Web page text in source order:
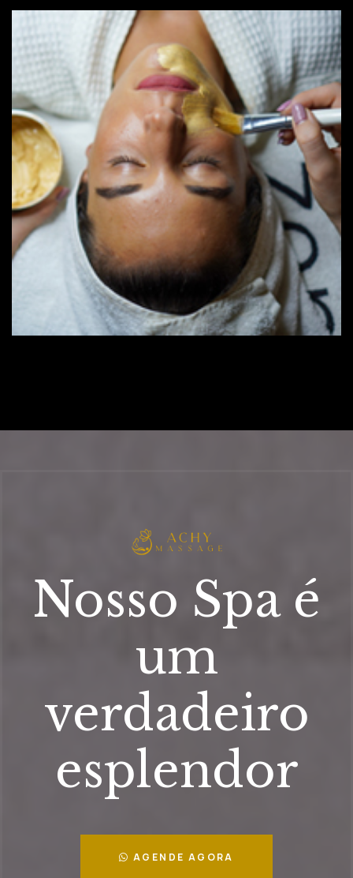
Nosso Spa é
um
verdadeiro
esplendor
AGENDE AGORA